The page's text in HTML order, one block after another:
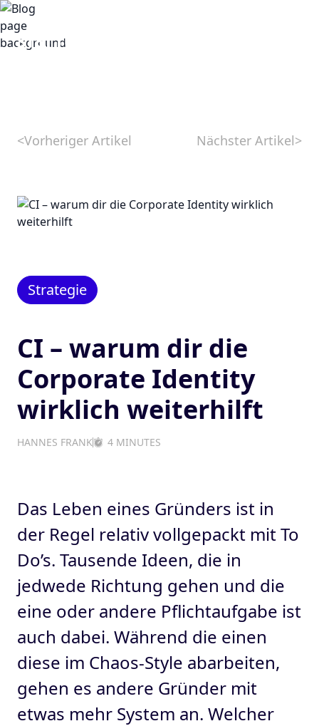
<Vorheriger Artikel Nächster Artikel>
Strategie
CI – warum dir die
Corporate Identity
wirklich weiterhilft
HANNES FRANK 4 MINUTES
Das Leben eines Gründers ist in
der Regel relativ vollgepackt mit To
Do’s. Tausende Ideen, die in
jedwede Richtung gehen und die
eine oder andere Pflichtaufgabe ist
auch dabei. Während die einen
diese im Chaos-Style abarbeiten,
gehen es andere Gründer mit
etwas mehr System an. Welcher